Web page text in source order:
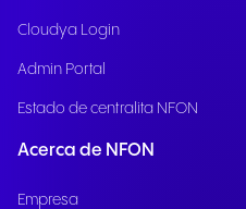
Cloudya Login
Admin Portal
Estado de centralita NFON
Acerca de NFON
Empresa